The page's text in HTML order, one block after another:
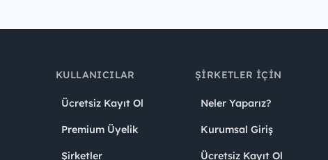
KULLANICILAR
Ücretsiz Kayıt Ol
Premium Üyelik
Şirketler
ŞIRKETLER İÇIN
Neler Yaparız?
Kurumsal Giriş
Ücretsiz Kayıt Ol